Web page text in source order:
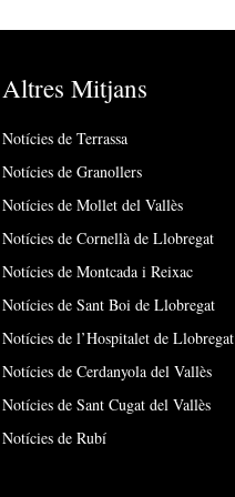
Altres Mitjans
Notícies de Terrassa
Notícies de Granollers
Notícies de Mollet del Vallès
Notícies de Cornellà de Llobregat
Notícies de Montcada i Reixac
Notícies de Sant Boi de Llobregat
Notícies de l’Hospitalet de Llobregat
Notícies de Cerdanyola del Vallès
Notícies de Sant Cugat del Vallès
Notícies de Rubí